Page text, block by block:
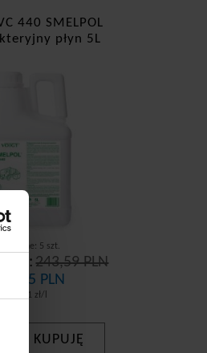
440 SMELPOL
płyn 5L
Dostępne: 5 szt.
243,59 PLN
207,05 PLN
41,41 zł/l
KUPUJĘ